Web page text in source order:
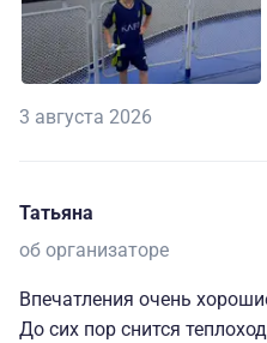
3 августа 2026
Татьяна
об организаторе
Впечатления очень
До сих пор снится